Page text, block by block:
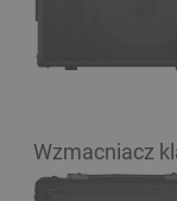
Wzmacniacz